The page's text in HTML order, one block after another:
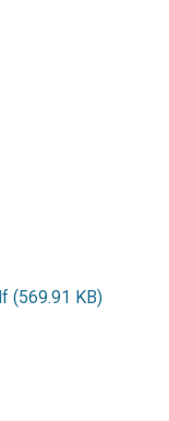
(569.91 KB)